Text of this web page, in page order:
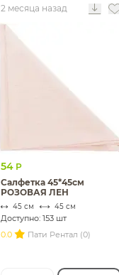
2 месяца назад
54 Р
Салфетка 45*45см
РОЗОВАЯ ЛЕН
45 см 45 см
Доступно: 153 шт
0.0
Пати Рентал (0)